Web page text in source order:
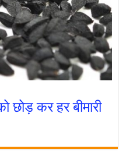
कर हर बीमारी